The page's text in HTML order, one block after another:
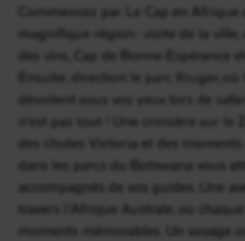
Commencez par Le Cap en Afrique
magnifique région : visite de la
des vins, Cap de Bonne-Espérance
Ensuite, direction le parc Kruger,
dévoilent sous vos yeux lors de
n’est pas tout ! Une croisière sur le
des chutes Victoria et des
dans les parcs du Botswana vous
accompagnés de vos guides. Une
travers l'Afrique Australe, où
moments mémorables. Un voyage